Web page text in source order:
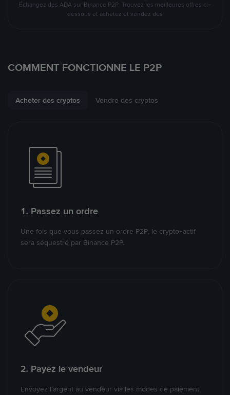
Échangez des ADA sur Binance P2P. Trouvez les meilleures offres ci-
dessous et achetez et vendez des
COMMENT FONCTIONNE LE P2P
Acheter des cryptos Vendre des cryptos
1. Passez un ordre
Une fois que vous passez un ordre P2P, le crypto-actif
sera séquestré par Binance P2P.
2. Payez le vendeur
Envoyez l’argent au vendeur via les modes de paiement